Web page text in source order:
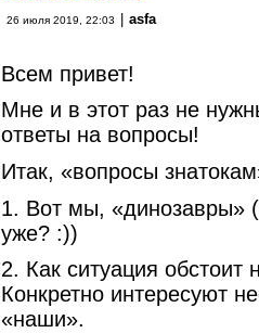
26 июля 2019, 22:03 asfa
Всем привет!
Мне и в этот раз не
ответы на вопросы!
Итак, «вопросы
1. Вот мы, «динозавры»
уже? :))
2. Как ситуация обстоит
Конкретно интересуют
«наши».